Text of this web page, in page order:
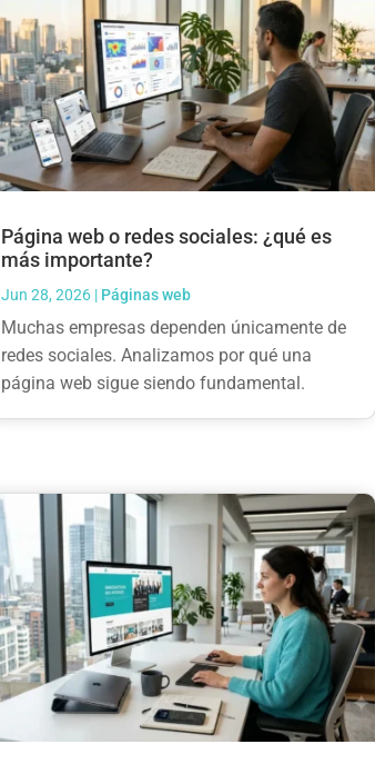
Página web o redes sociales: ¿qué es
más importante?
Jun 28, 2026| Páginas web
Muchas empresas dependen únicamente de
redes sociales. Analizamos por qué una
página web sigue siendo fundamental.